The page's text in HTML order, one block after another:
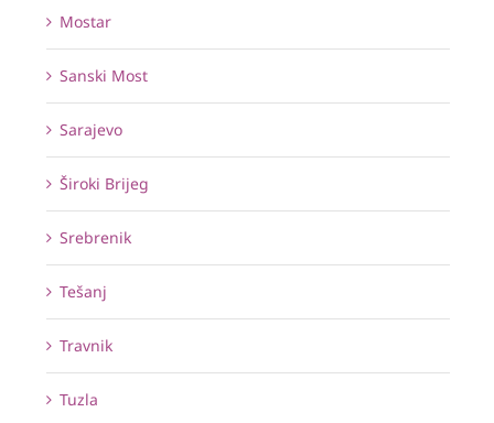
Mostar
Sanski Most
Sarajevo
Široki Brijeg
Srebrenik
Tešanj
Travnik
Tuzla